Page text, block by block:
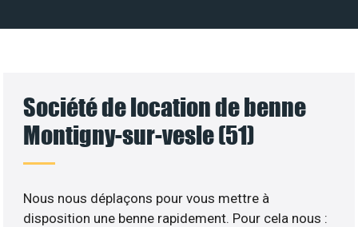
Société de location de benne
Montigny-sur-vesle (51)
Nous nous déplaçons pour vous mettre à
disposition une benne rapidement. Pour cela nous :